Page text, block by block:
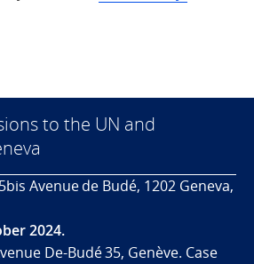
to the UN and
Avenue de Budé, 1202 Geneva,
2024.
De-Budé 35, Genève. Case